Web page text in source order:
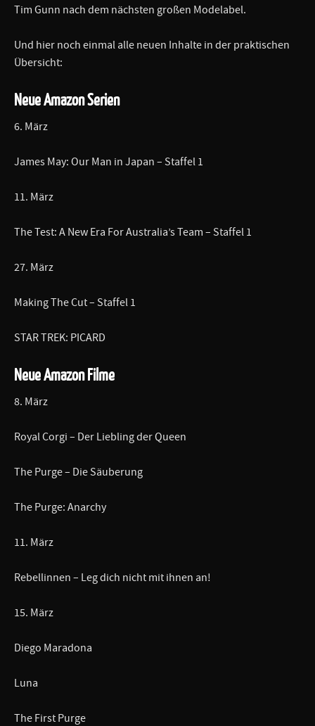
Tim Gunn nach dem nächsten großen Modelabel.
Und hier noch einmal alle neuen Inhalte in der praktischen
Übersicht:
Neue Amazon Serien
6. März
James May: Our Man in Japan – Staffel 1
11. März
The Test: A New Era For Australia’s Team – Staffel 1
27. März
Making The Cut – Staffel 1
STAR TREK: PICARD
Neue Amazon Filme
8. März
Royal Corgi – Der Liebling der Queen
The Purge – Die Säuberung
The Purge: Anarchy
11. März
Rebellinnen – Leg dich nicht mit ihnen an!
15. März
Diego Maradona
Luna
The First Purge